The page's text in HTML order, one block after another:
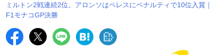
ミルトン2戦連続2位。アロンソはペレスにペナルティで10位入賞｜
F1モナコGP決勝